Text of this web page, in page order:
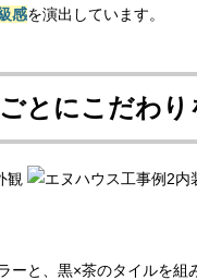
感を演出しています。
とにこだわり
ーと、黒×茶のタイルを組